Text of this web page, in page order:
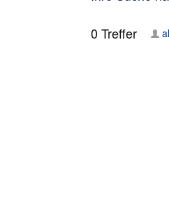
0Treffer